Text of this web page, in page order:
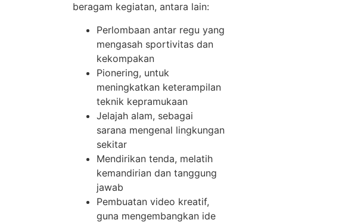
beragam kegiatan, antara lain:
Perlombaan antar regu yang
mengasah sportivitas dan
kekompakan
Pionering, untuk
meningkatkan keterampilan
teknik kepramukaan
Jelajah alam, sebagai
sarana mengenal lingkungan
sekitar
Mendirikan tenda, melatih
kemandirian dan tanggung
jawab
Pembuatan video kreatif,
guna mengembangkan ide